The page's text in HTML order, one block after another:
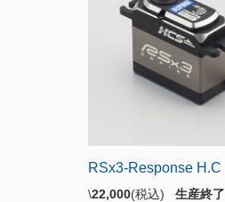
RSx3-Response H.C
\22,000(税込) 生産終了